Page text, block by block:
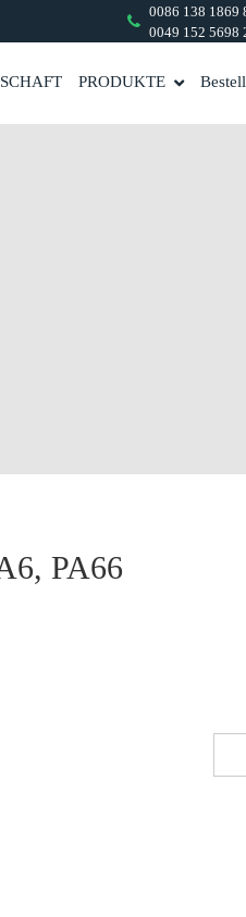
0086 138 1869
0049 152 5698
PRODUKTE
PA66